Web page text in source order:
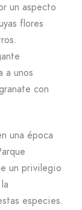
un aspecto
flores
a unos
con
una época
un privilegio
especies.